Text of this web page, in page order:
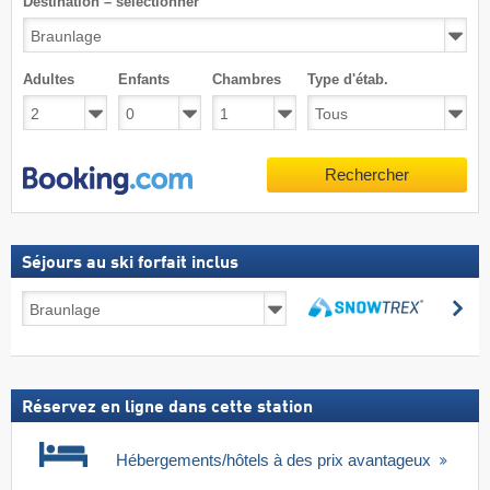
Adultes Enfants Chambres Type d'étab.
Rechercher
Séjours au ski forfait inclus
Séjours
au
forfait
Réservez en ligne dans cette station
Hébergements/hôtels à des prix avantageux